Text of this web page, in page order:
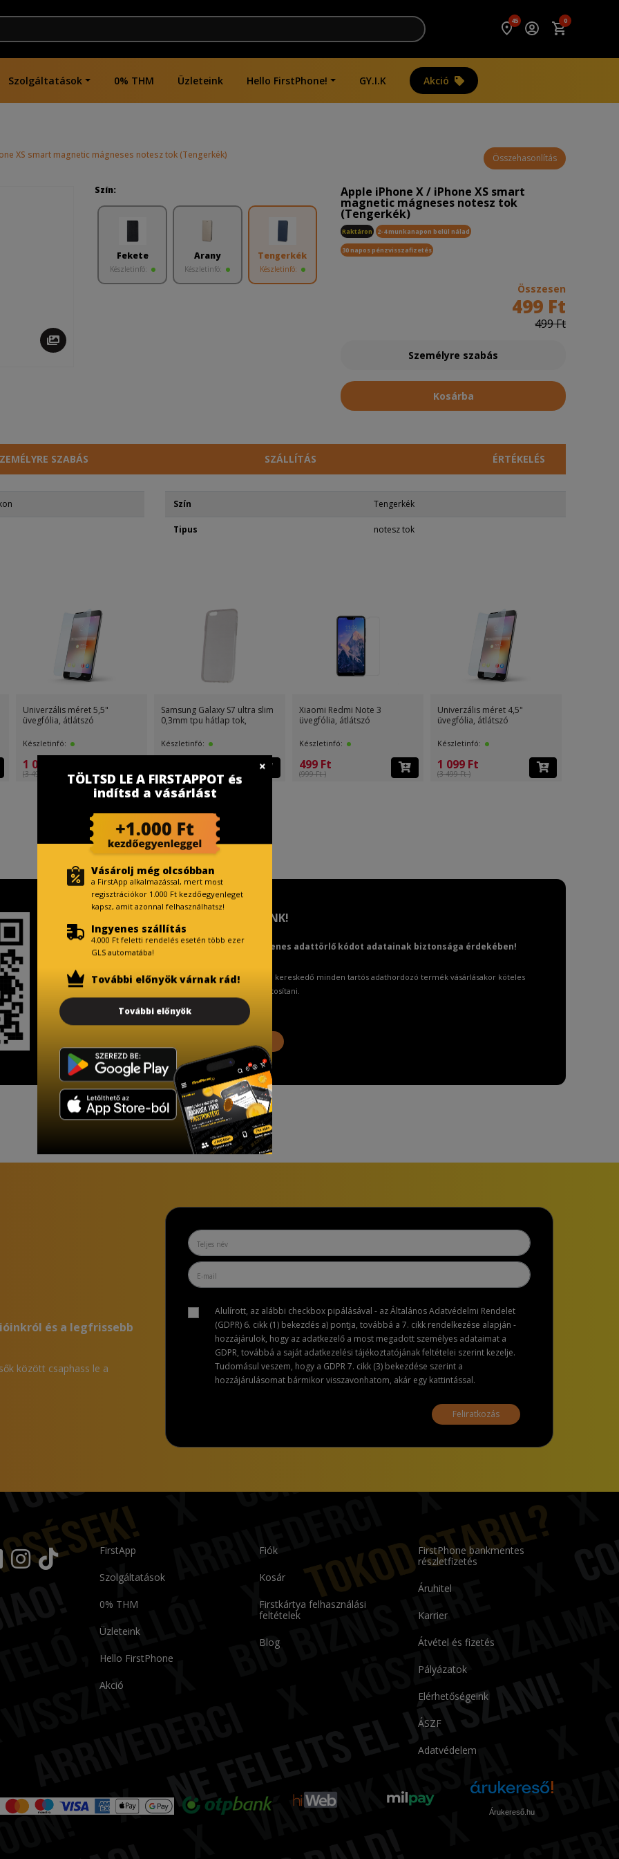
45 0
Szolgáltatások 0% THM Üzleteink Hello FirstPhone! GY.I.K Akció
XS smart magnetic mágneses notesz tok (Tengerkék) Összehasonlítás
Szín:
Fekete
Készletinfó:
Arany
Készletinfó:
Tengerkék
Készletinfó:
Apple iPhone X / iPhone XS smart
magnetic mágneses notesz tok
(Tengerkék)
Raktáron 2-4 munkanapon belül nálad
30 napos pénzvisszafizetés
Összesen
499 Ft
499 Ft
Személyre szabás
Kosárba
SZABÁS SZÁLLÍTÁS ÉRTÉKELÉS
Szín Tengerkék
Tipus notesz tok
Xiaomi Redmi Note 4/Note 4X
üvegfólia, átlátszó
Készletinfó:
999 Ft
Samsung Galaxy A5 2017 ultra
slim 0,3mm tpu hátlap
Készletinfó:
(499 Ft )
Huawei P9 Lite 2017
üvegfólia, átlátszó
Készletinfó:
Apple iPhone X / iPhone XS
ultra slim 0,3mm tpu há
Készletinfó:
TISZTELT VÁSÁRLÓNK!
Fizetésnél kérje az ingyenes adattörlő kódot adatainak biztonsága érdekében!
A Kormány döntése alapján a kereskedő minden tartós adathordozó termék vásárlásakor köteles
ingyenes adattörlő kódot biztosítani.
és a legfrissebb
között csaphass le a
Alulírott, az alábbi checkbox pipálásával - az Általános Adatvédelmi Rendelet
(GDPR) 6. cikk (1) bekezdés a) pontja, továbbá a 7. cikk rendelkezése alapján -
hozzájárulok, hogy az adatkezelő a most megadott személyes adataimat a
GDPR, továbbá a saját adatkezelési tájékoztatójának feltételei szerint kezelje.
Tudomásul veszem, hogy a GDPR 7. cikk (3) bekezdése szerint a
hozzájárulásomat bármikor visszavonhatom, akár egy kattintással.
Feliratkozás
FirstApp
Szolgáltatások
0% THM
Üzleteink
Hello FirstPhone
Akció
Fiók
Kosár
Firstkártya felhasználási
feltételek
Blog
FirstPhone bankmentes
részletfizetés
Áruhitel
Karrier
Átvétel és fizetés
Pályázatok
Elérhetőségeink
ÁSZF
Adatvédelem
Árukereső.hu
TÖLTSD LE A FIRSTAPPOT és
indítsd a vásárlást
Vásárolj még olcsóbban
a FirstApp alkalmazással, mert most
regisztrációkor 1.000 Ft kezdőegyenleget
kapsz, amit azonnal felhasználhatsz!
Ingyenes szállítás
4.000 Ft feletti rendelés esetén több ezer
GLS automatába!
További előnyök várnak rád!
További előnyök